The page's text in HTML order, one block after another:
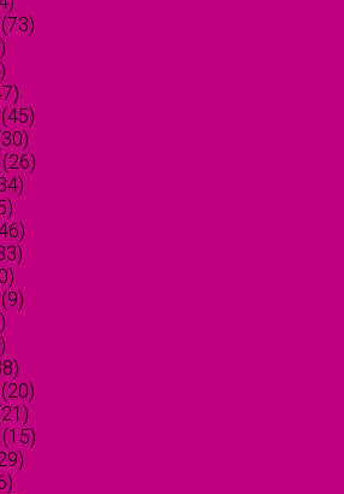
(73)
(45)
(26)
(9)
(20)
(15)